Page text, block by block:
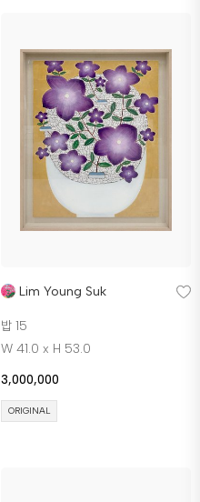
Lim Young Suk
밥 15
W 41.0 x H 53.0
3,000,000
ORIGINAL